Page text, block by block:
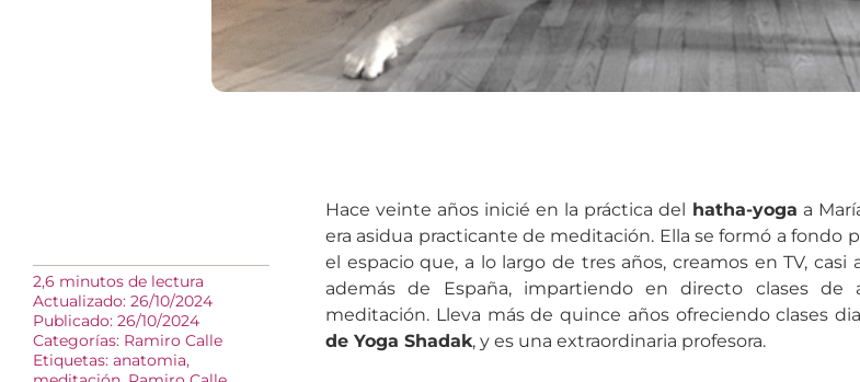
2,6 minutos de lectura
Actualizado: 26/10/2024
Publicado: 26/10/2024
Categorías: Ramiro Calle
Etiquetas: anatomia,
Hace veinte años inicié en la práctica del hatha-yoga a
era asidua practicante de meditación. Ella se formó a fondo
el espacio que, a lo largo de tres años, creamos en TV, casi
además de España, impartiendo en directo clases de
meditación. Lleva más de quince años ofreciendo clases
de Yoga Shadak, y es una extraordinaria profesora.